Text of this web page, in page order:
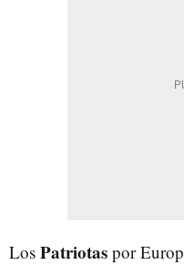
Los Patriotas por